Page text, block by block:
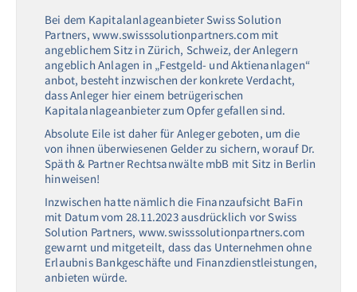
Bei dem Kapitalanlageanbieter Swiss Solution
Partners, www.swisssolutionpartners.com mit
angeblichem Sitz in Zürich, Schweiz, der Anlegern
angeblich Anlagen in „Festgeld- und Aktienanlagen“
anbot, besteht inzwischen der konkrete Verdacht,
dass Anleger hier einem betrügerischen
Kapitalanlageanbieter zum Opfer gefallen sind.
Absolute Eile ist daher für Anleger geboten, um die
von ihnen überwiesenen Gelder zu sichern, worauf Dr.
Späth & Partner Rechtsanwälte mbB mit Sitz in Berlin
hinweisen!
Inzwischen hatte nämlich die Finanzaufsicht BaFin
mit Datum vom 28.11.2023 ausdrücklich vor Swiss
Solution Partners, www.swisssolutionpartners.com
gewarnt und mitgeteilt, dass das Unternehmen ohne
Erlaubnis Bankgeschäfte und Finanzdienstleistungen,
anbieten würde.